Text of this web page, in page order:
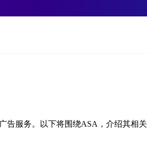
服务。以下将围绕ASA，介绍其相关